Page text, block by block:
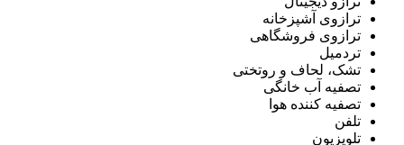
ترازوی آشپزخانه
ترازوی فروشگاهی
تردمیل
تشک، لحاف و روتختی
تصفیه آب خانگی
تصفیه کننده هوا
تلفن
تلویزیون